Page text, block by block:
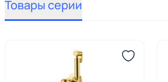
Товары серии